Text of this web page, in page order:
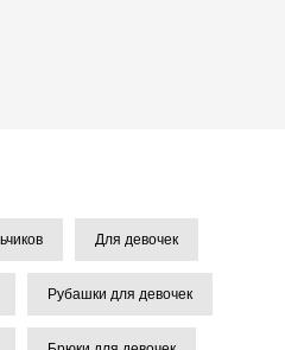
Для девочек
Рубашки для девочек